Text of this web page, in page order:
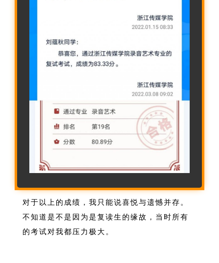
对于以上的成绩，我只能说喜悦与遗憾并存。
不知道是不是因为是复读生的缘故，当时所有
的考试对我都压力极大。